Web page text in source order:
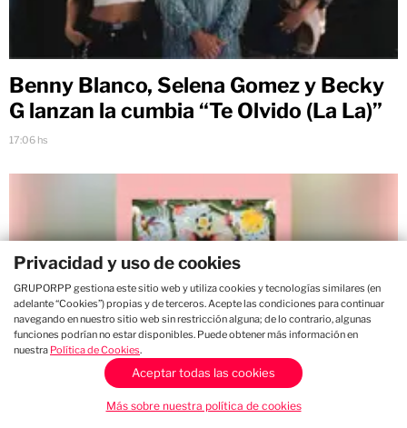
Benny Blanco, Selena Gomez y Becky
G lanzan la cumbia “Te Olvido (La La)”
17:06 hs
Revancha Records impulsa "The
Privacidad y uso de cookies
GRUPORPP gestiona este sitio web y utiliza cookies y tecnologías similares (en
adelante “Cookies”) propias y de terceros. Acepte las condiciones para continuar
navegando en nuestro sitio web sin restricción alguna; de lo contrario, algunas
funciones podrían no estar disponibles. Puede obtener más información en
nuestra Política de Cookies.
Aceptar todas las cookies
Más sobre nuestra política de cookies